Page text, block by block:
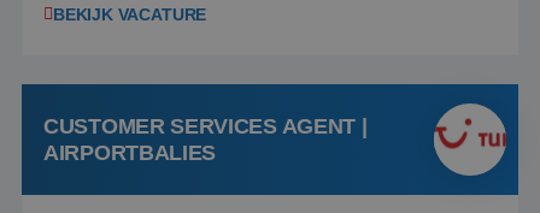
vinden. Samen maken we van elke reis een
hebt in de reisbranche of j...
BEKIJK VACATURE
CUSTOMER SERVICES AGENT |
AIRPORTBALIES